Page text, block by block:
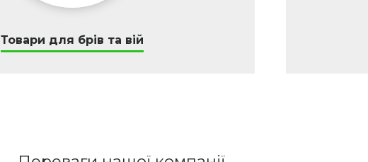
Товари для брів та вій